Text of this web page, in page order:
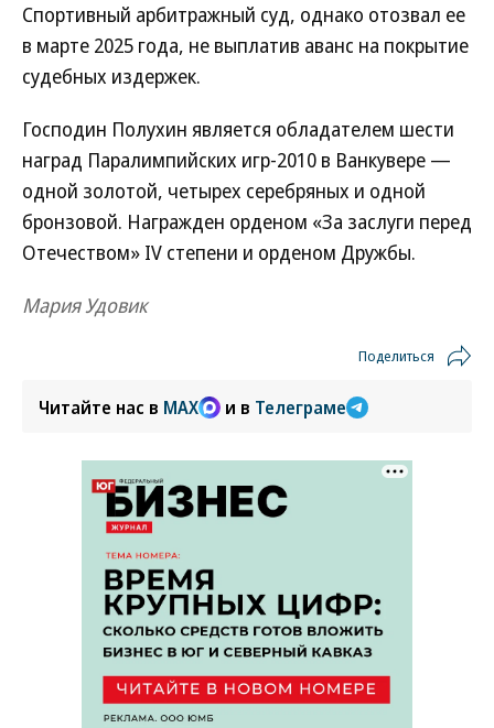
Спортивный арбитражный суд, однако отозвал ее
в марте 2025 года, не выплатив аванс на покрытие
судебных издержек.
Господин Полухин является обладателем шести
наград Паралимпийских игр-2010 в Ванкувере —
одной золотой, четырех серебряных и одной
бронзовой. Награжден орденом «За заслуги перед
Отечеством» IV степени и орденом Дружбы.
Мария Удовик
Поделиться
Читайте нас в MAX и в Телеграме